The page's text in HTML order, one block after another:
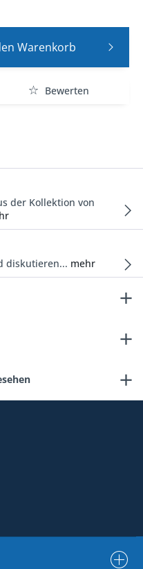
Warenkorb
Bewerten
der Kollektion von
diskutieren... mehr